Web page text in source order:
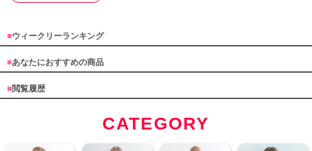
■ウィークリーランキング
■あなたにおすすめの商品
■閲覧履歴
CATEGORY